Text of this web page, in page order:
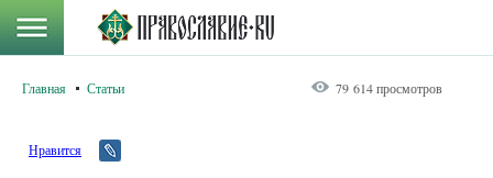
Главная Статьи 79 614 просмотров
Нравится